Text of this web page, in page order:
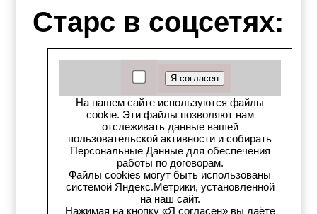
Старс в соцсетях:
Старс вКонтакте
Старс в YouTube
Телеграм-канал
Старс на Drom.ru
Старс в auto.ru
Старс в картах Яндекс
На нашем сайте используются файлы
cookie. Эти файлы позволяют нам
отслеживать данные вашей
пользовательской активности и собирать
Персональные Данные для обеспечения
работы по договорам.
Файлы cookies могут быть использованы
системой Яндекс.Метрики, установленной
на наш сайт.
Нажимая на кнопку «Я согласен» вы даёте